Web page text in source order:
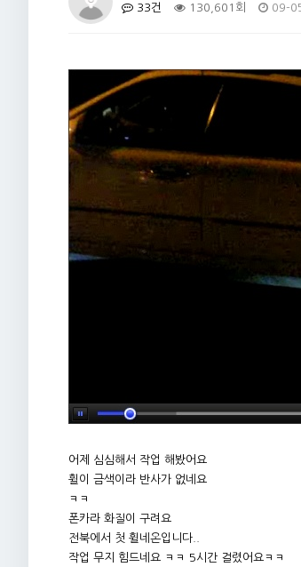
33건
130,601회 09-
어제 심심해서 작업 해봤어요
휠이 금색이라 반사가 없네요
ㅋㅋ
폰카라 화질이 구려요
전북에서 첫 휠네온입니다..
작업 무지 힘드네요 ㅋㅋ 5시간 걸렸어요ㅋㅋ